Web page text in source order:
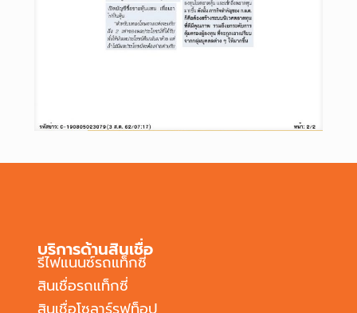
บริการด้านสินเชื่อ
รีไฟแนนซ์รถแท็กซี่
สินเชื่อรถแท็กซี่